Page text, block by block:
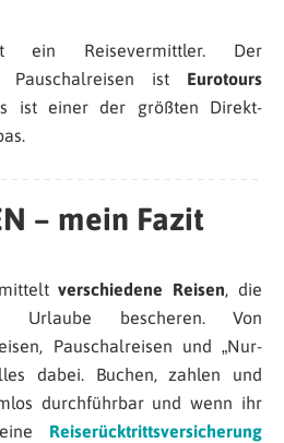
ein Reisevermittler. Der
Pauschalreisen ist Eurotours
ist einer der größten Direkt-
– mein Fazit
verschiedene Reisen, die
Urlaube bescheren. Von
Pauschalreisen und „Nur-
dabei. Buchen, zahlen und
durchführbar und wenn ihr
Reiserücktrittsversicherung